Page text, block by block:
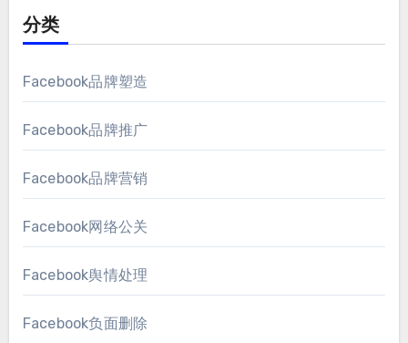
分类
Facebook品牌塑造
Facebook品牌推广
Facebook品牌营销
Facebook网络公关
Facebook舆情处理
Facebook负面删除